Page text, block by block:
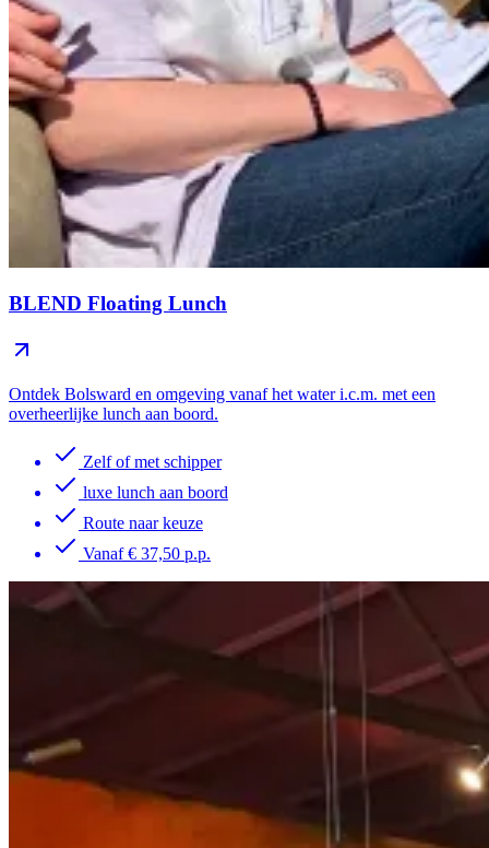
BLEND Floating Lunch
Ontdek Bolsward en omgeving vanaf het water i.c.m. met een
overheerlijke lunch aan boord.
Zelf of met schipper
luxe lunch aan boord
Route naar keuze
Vanaf € 37,50 p.p.